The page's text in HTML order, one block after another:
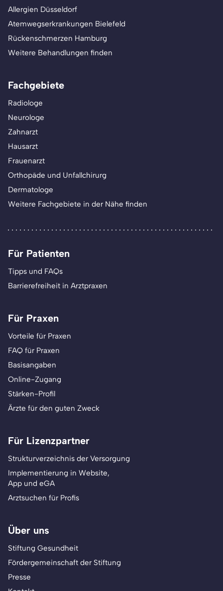
Allergien Düsseldorf
Atemwegserkrankungen Bielefeld
Rückenschmerzen Hamburg
Weitere Behandlungen finden
Fachgebiete
Radiologe
Neurologe
Zahnarzt
Hausarzt
Frauenarzt
Orthopäde und Unfallchirurg
Dermatologe
Weitere Fachgebiete in der Nähe finden
Für Patienten
Tipps und FAQs
Barrierefreiheit in Arztpraxen
Für Praxen
Vorteile für Praxen
FAQ für Praxen
Basisangaben
Online-Zugang
Stärken-Profil
Ärzte für den guten Zweck
Für Lizenzpartner
Strukturverzeichnis der Versorgung
Implementierung in Website,
App und eGA
Arztsuchen für Profis
Über uns
Stiftung Gesundheit
Fördergemeinschaft der Stiftung
Presse